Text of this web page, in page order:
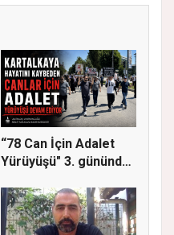
“78 Can İçin Adalet
Yürüyüşü" 3. gününde